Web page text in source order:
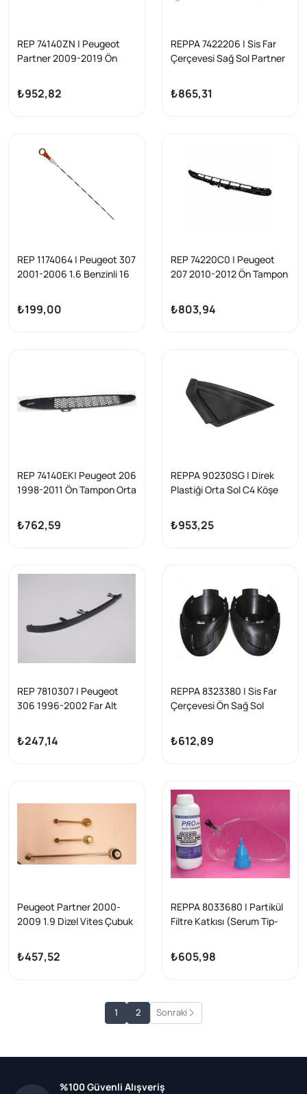
REP 74140ZN | Peugeot
Partner 2009-2019 Ön
Yansanayi Citroen Berlingo
2009-2018
₺952,82
REPPA 7422206 | Sis Far
Çerçevesi Sağ Sol Partner
Berlingo III
₺865,31
REP 1174064 | Peugeot 307
2001-2006 1.6 Benzinli 16
Sanayi
₺199,00
REP 74220C0 | Peugeot
207 2010-2012 Ön Tampon
₺803,94
REP 74140EK| Peugeot 206
1998-2011 Ön Tampon Orta
₺762,59
REPPA 90230SG | Direk
Plastiği Orta Sol C4 Köşe
₺953,25
REP 7810307 | Peugeot
306 1996-2002 Far Alt
₺247,14
REPPA 8323380 | Sis Far
Çerçevesi Ön Sağ Sol
₺612,89
Peugeot Partner 2000-
2009 1.9 Dizel Vites Çubuk
₺457,52
REPPA 8033680 | Partikül
Filtre Katkısı (Serum Tip-
Partner Tepee / C3 Picasso
₺605,98
1 2 Sonraki
%100 Güvenli Alışveriş